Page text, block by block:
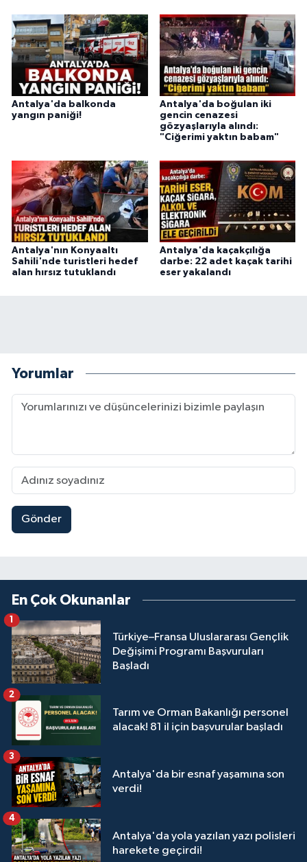
Antalya'da balkonda
yangın paniği!
Antalya'da boğulan iki
gencin cenazesi
gözyaşlarıyla alındı:
"Ciğerimi yaktın babam"
Antalya'nın Konyaaltı
Sahili'nde turistleri hedef
alan hırsız tutuklandı
Antalya'da kaçakçılığa
darbe: 22 adet kaçak tarihi
eser yakalandı
Yorumlar
Gönder
En Çok Okunanlar
Türkiye–Fransa Uluslararası Gençlik
Değişimi Programı Başvuruları
Başladı
1
Tarım ve Orman Bakanlığı personel
alacak! 81 il için başvurular başladı
2
Antalya'da bir esnaf yaşamına son
verdi!
3
Antalya'da yola yazılan yazı polisleri
harekete geçirdi!
4